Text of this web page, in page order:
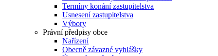
Termíny konání zastupitelstva
Usnesení zastupitelstva
Výbory
Právní předpisy obce
Nařízení
Obecně závazné vyhlášky